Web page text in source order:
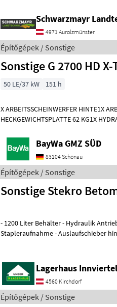
Schwarzmayr
4971 Aurolzmünster
Építőgépek / Sonstige
50 LE/37 kW 151 h
X ARBEITSSCHEINWERFER HINTE1X
HECKGEWICHTSPLATTE 62 KG1X
KMDRUCKFREIERBayWa GMZ SÜD
83104 Schönau
Építőgépek / Sonstige
Sonstige Stekro
- 1200 Liter Behälter - Hydraulik Antrieb - 3 Punktanbau -
Stapleraufnahme - Auslaufschieber hinten und rechts -
Lagerhaus
4560 Kirchdorf
Építőgépek / Sonstige